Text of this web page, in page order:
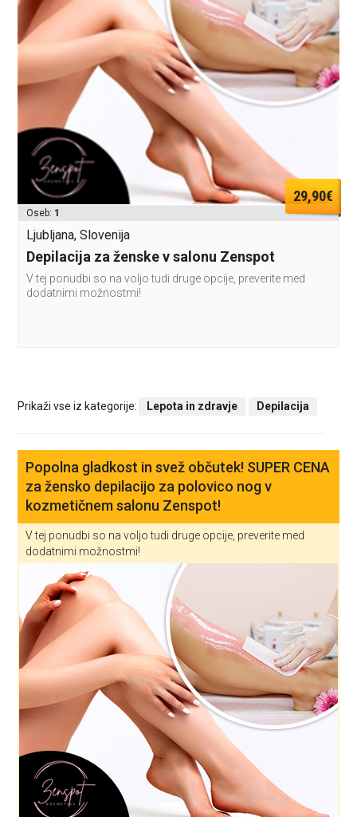
29,90€
Oseb: 1
Ljubljana, Slovenija
Depilacija za ženske v salonu Zenspot
V tej ponudbi so na voljo tudi druge opcije, preverite med
dodatnimi možnostmi!
Prikaži vse iz kategorije: Lepota in zdravje Depilacija
Popolna gladkost in svež občutek! SUPER CENA
za žensko depilacijo za polovico nog v
kozmetičnem salonu Zenspot!
V tej ponudbi so na voljo tudi druge opcije, preverite med
dodatnimi možnostmi!